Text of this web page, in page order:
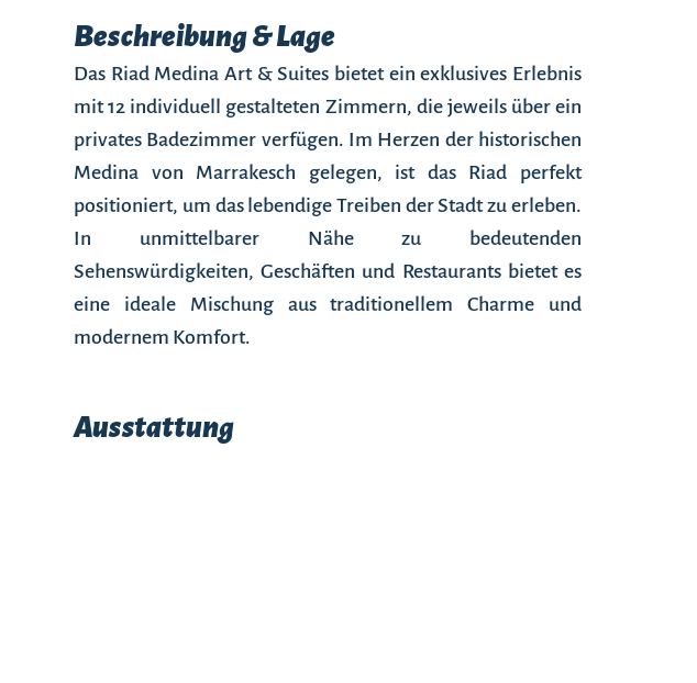
Beschreibung & Lage
Das Riad Medina Art & Suites bietet ein exklusives Erlebnis
mit 12 individuell gestalteten Zimmern, die jeweils über ein
privates Badezimmer verfügen. Im Herzen der historischen
Medina von Marrakesch gelegen, ist das Riad perfekt
positioniert, um das lebendige Treiben der Stadt zu erleben.
In unmittelbarer Nähe zu bedeutenden
Sehenswürdigkeiten, Geschäften und Restaurants bietet es
eine ideale Mischung aus traditionellem Charme und
modernem Komfort.
Ausstattung